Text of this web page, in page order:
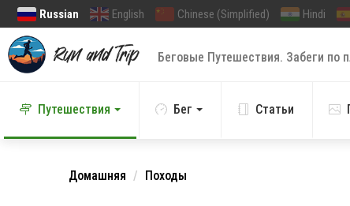
Russian English Chinese (Simplified) Hindi
Беговые Путешествия. Забеги по
Путешествия Бег Статьи
Домашняя Походы